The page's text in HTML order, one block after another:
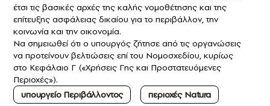
έτσι τις βασικές αρχές της καλής νομοθέτησης και της
επίτευξης ασφάλειας δικαίου για το περιβάλλον, την
κοινωνία και την οικονομία.
Να σημειωθεί ότι ο υπουργός ζήτησε από τις οργανώσεις
να προτείνουν βελτιώσεις επί του Νομοσχεδίου, κυρίως
στο Κεφάλαιο Γ («Χρήσεις Γης και Προστατευόμενες
Περιοχές»).
υπουργείο Περιβάλλοντος
περιοχές Natura